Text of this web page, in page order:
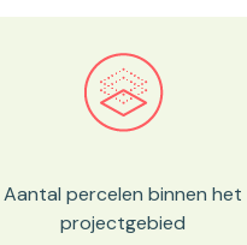
Bekijk in onze kaartviewer
Aantal percelen binnen het
projectgebied